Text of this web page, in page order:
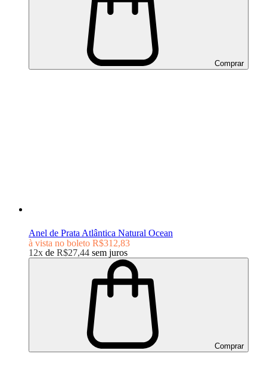
Comprar
Anel de Prata Atlântica Natural Ocean
à vista no boleto R$312,83
12x de R$27,44 sem juros
Comprar